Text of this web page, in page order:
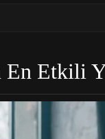
En Etkili